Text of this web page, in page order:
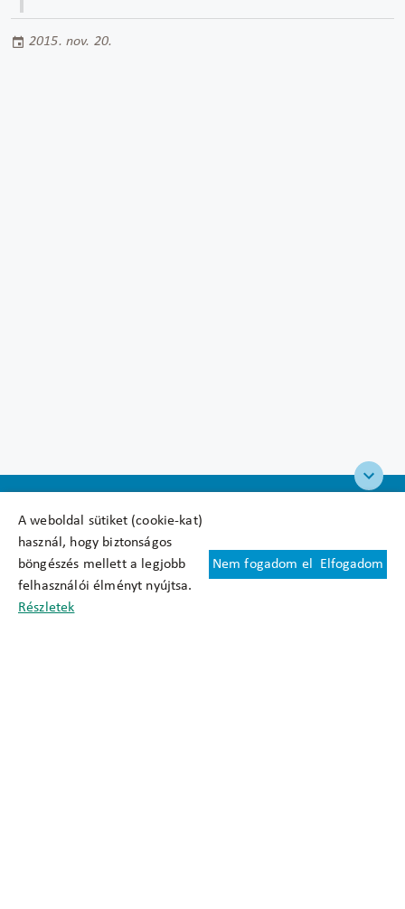
A weboldal sütiket (cookie-kat)
használ, hogy biztonságos
böngészés mellett a legjobb
felhasználói élményt nyújtsa.
Részletek
Nem fogadom el Elfogadom
2015. nov. 20.
Felhasználási feltételek